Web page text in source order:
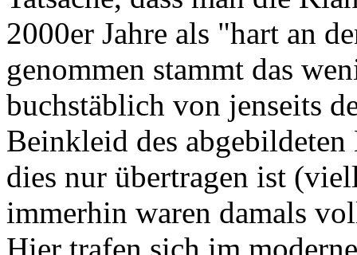
2000er Jahre als "hart an
genommen stammt das
buchstäblich von jenseits
Beinkleid des
dies nur übertragen ist
immerhin waren damals